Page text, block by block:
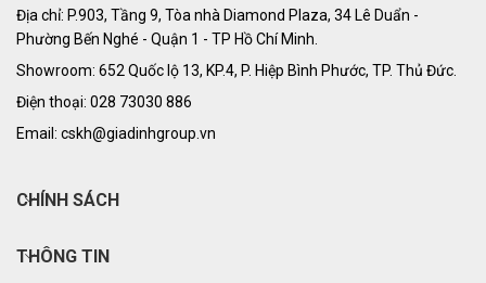
Địa chỉ: P.903, Tầng 9, Tòa nhà Diamond Plaza, 34 Lê Duẩn -
Phường Bến Nghé - Quận 1 - TP Hồ Chí Minh.
Showroom: 652 Quốc lộ 13, KP.4, P. Hiệp Bình Phước, TP. Thủ Đức.
Điện thoại: 028 73030 886
Email: cskh@giadinhgroup.vn
CHÍNH SÁCH
THÔNG TIN